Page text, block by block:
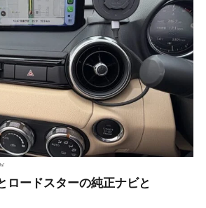
ロードスターの純正ナビと